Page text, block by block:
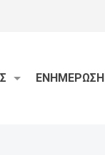
ΕΝΗΜΕΡΩΣΗ